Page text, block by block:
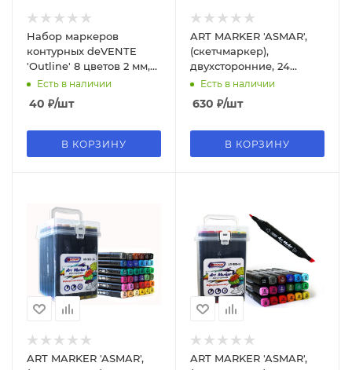
Набор маркеров
контурных deVENTE
'Outline' 8 цветов 2 мм,
5044117
Есть в наличии
40 ₽/шт
В КОРЗИНУ
ART MARKER 'ASMAR',
(скетчмаркер),
двухсторонние, 24
цветов, AR-980-24
Есть в наличии
630 ₽/шт
В КОРЗИНУ
ART MARKER 'ASMAR',
ART MARKER 'ASMAR',